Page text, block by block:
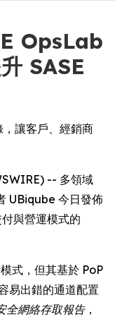
OpsLab
SASE
讓客戶、經銷商
-- 多領域
UBiqube 今日發佈
與營運模式的
式，但其基於 PoP
易出錯的通道配置
全網絡存取報告，